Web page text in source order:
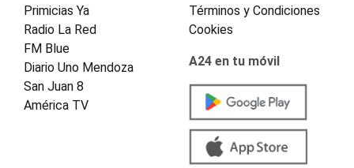
Primicias Ya
Radio La Red
FM Blue
Diario Uno Mendoza
San Juan 8
América TV
Términos y Condiciones
Cookies
A24 en tu móvil